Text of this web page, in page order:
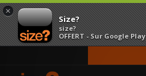
×
Size?
size?
OFFERT - Sur Google Play